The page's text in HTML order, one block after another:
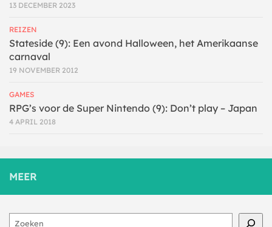
13 DECEMBER 2023
REIZEN
Stateside (9): Een avond Halloween, het Amerikaanse
carnaval
19 NOVEMBER 2012
GAMES
RPG’s voor de Super Nintendo (9): Don’t play – Japan
4 APRIL 2018
MEER
Zoeken